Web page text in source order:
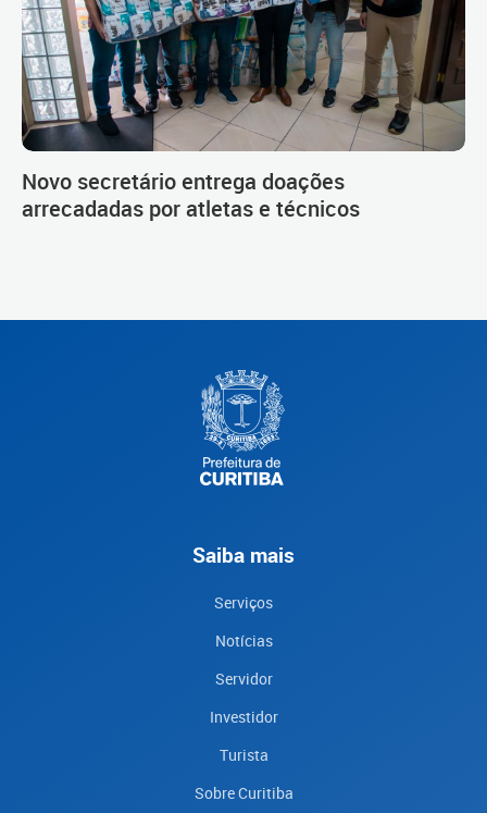
Novo secretário entrega doações
arrecadadas por atletas e técnicos
Saiba mais
Serviços
Notícias
Servidor
Investidor
Turista
Sobre Curitiba